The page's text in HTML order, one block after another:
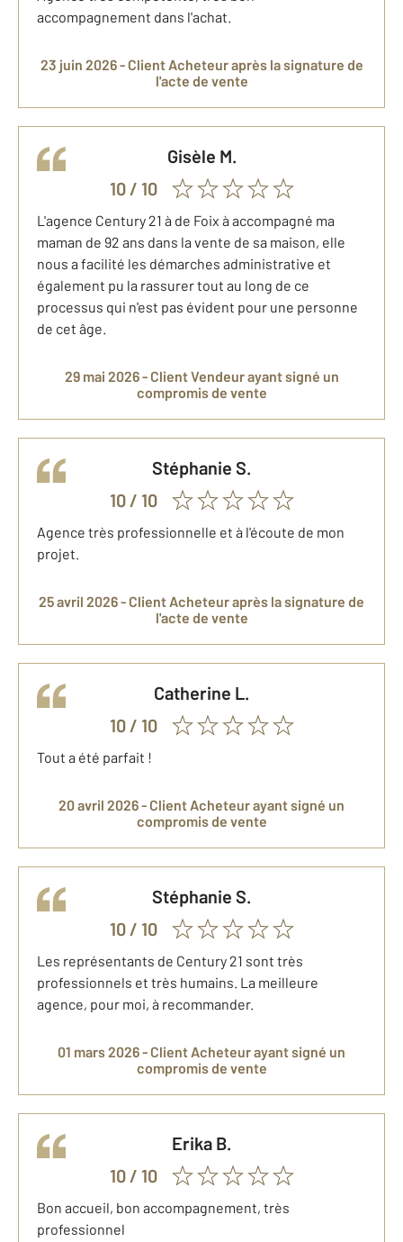
accompagnement dans l'achat.
23 juin 2026 - Client Acheteuraprès la signature de
l'acte de vente
Gisèle M.
10/ 10
L'agence Century 21 à de Foix à accompagné ma
maman de 92 ans dans la vente de sa maison, elle
nous a facilité les démarches administrative et
également pu la rassurer tout au long de ce
processus qui n'est pas évident pour une personne
de cet âge.
29 mai 2026 - Client Vendeurayant signé un
compromis de vente
Stéphanie S.
10/ 10
Agence très professionnelle et à l'écoute de mon
projet.
25 avril 2026 - Client Acheteuraprès la signature de
l'acte de vente
Catherine L.
10/ 10
Tout a été parfait !
20 avril 2026 - Client Acheteurayant signé un
compromis de vente
Stéphanie S.
10/ 10
Les représentants de Century 21 sont très
professionnels et très humains. La meilleure
agence, pour moi, à recommander.
01 mars 2026 - Client Acheteurayant signé un
compromis de vente
Erika B.
10/ 10
Bon accueil, bon accompagnement, très
professionnel